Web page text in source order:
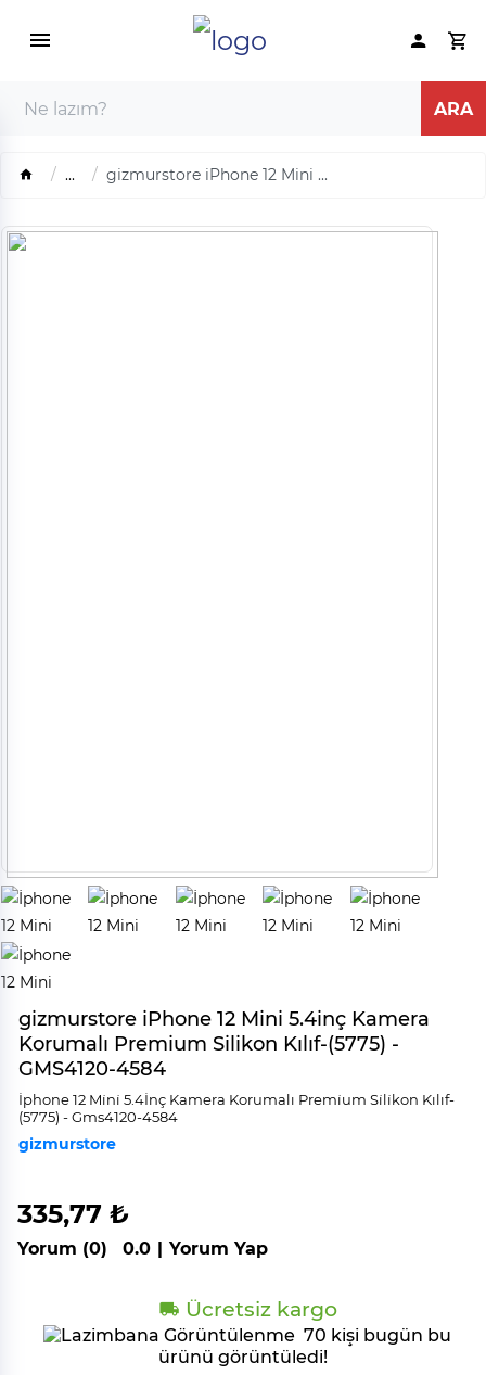
... gizmurstore iPhone 12 Mini ...
gizmurstore iPhone 12 Mini 5.4inç Kamera
Korumalı Premium Silikon Kılıf-(5775) -
GMS4120-4584
İphone 12 Mi̇ni̇ 5.4İnç Kamera Korumalı Premi̇um Si̇li̇kon Kılıf-
(5775) - Gms4120-4584
gizmurstore
335,77 ₺
Yorum (0) 0.0 | Yorum Yap
Ücretsiz kargo
70 kişi bugün bu
ürünü görüntüledi!